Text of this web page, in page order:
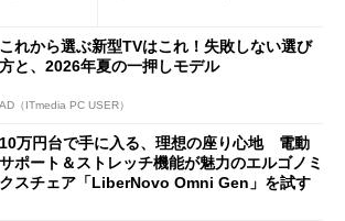
これから選ぶ新型TVはこれ！失敗しない選び
方と、2026年夏の一押しモデル
AD（ITmedia PC USER）
10万円台で手に入る、理想の座り心地 電動
サポート＆ストレッチ機能が魅力のエルゴノミ
クスチェア「LiberNovo Omni Gen」を試す